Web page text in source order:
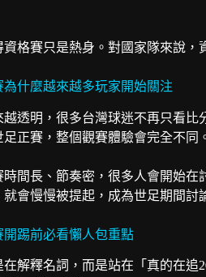
格賽只是熱身。對國家隊來說，
為什麼越來越多玩家開始關注
越透明，很多台灣球迷不再只看
足正賽，整個觀賽體驗會完全不同
間長、節奏密，很多人會開始在
就會慢慢被提起，成為世足期間討
開踢前必看懶人包重點
在解釋名詞，而是站在「真的在